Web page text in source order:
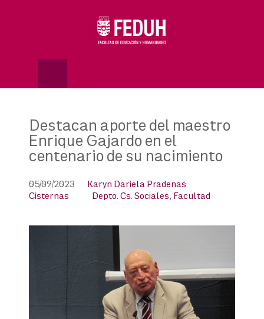
Destacan aporte del maestro
Enrique Gajardo en el
centenario de su nacimiento
05/09/2023
Karyn Dariela Pradenas
Cisternas
Depto. Cs. Sociales, Facultad